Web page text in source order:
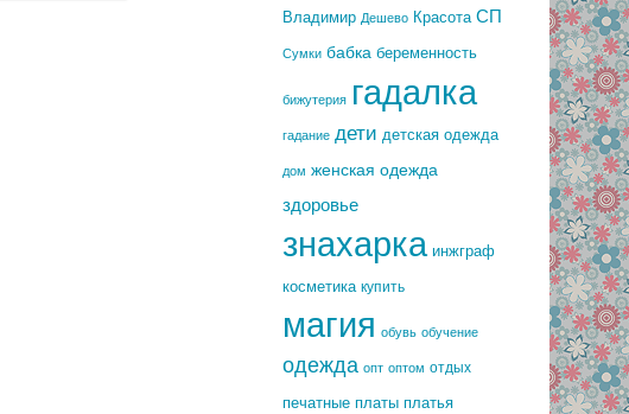
Владимир Дешево Красота СП
Сумки бабка беременность
бижутерия гадалка
гадание дети детская одежда
дом женская одежда
здоровье
знахарка инжграф
косметика купить
магия обувь обучение
одежда опт оптом отдых
печатные платы платья